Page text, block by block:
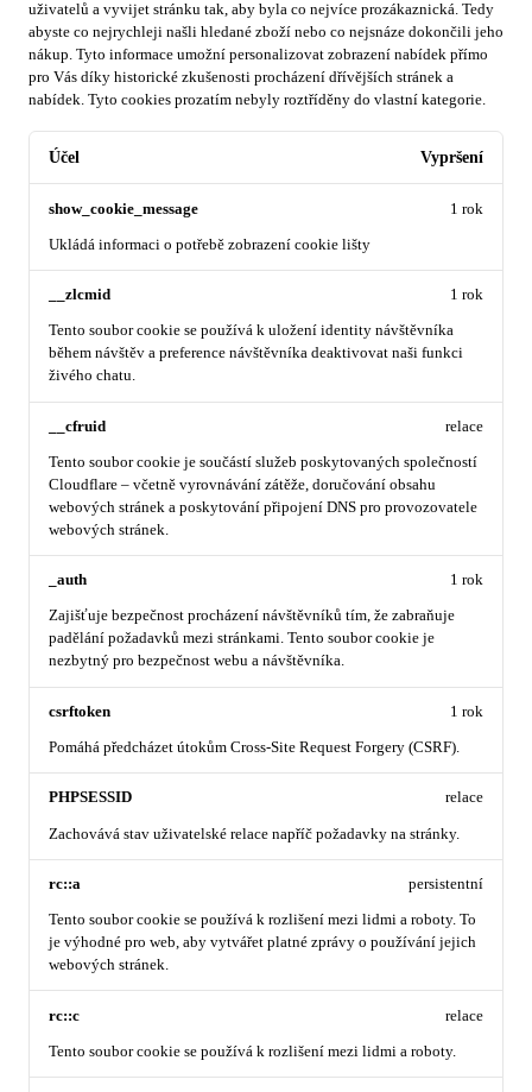
uživatelů a vyvijet stránku tak, aby byla co nejvíce prozákaznická. Tedy
abyste co nejrychleji našli hledané zboží nebo co nejsnáze dokončili jeho
nákup. Tyto informace umožní personalizovat zobrazení nabídek přímo
pro Vás díky historické zkušenosti procházení dřívějších stránek a
nabídek. Tyto cookies prozatím nebyly roztříděny do vlastní kategorie.
Účel Vypršení
show_cookie_message
Ukládá informaci o potřebě zobrazení cookie lišty
1 rok
__zlcmid
Tento soubor cookie se používá k uložení identity návštěvníka
během návštěv a preference návštěvníka deaktivovat naši funkci
živého chatu.
1 rok
__cfruid
Tento soubor cookie je součástí služeb poskytovaných společností
Cloudflare – včetně vyrovnávání zátěže, doručování obsahu
webových stránek a poskytování připojení DNS pro provozovatele
webových stránek.
relace
_auth
Zajišťuje bezpečnost procházení návštěvníků tím, že zabraňuje
padělání požadavků mezi stránkami. Tento soubor cookie je
nezbytný pro bezpečnost webu a návštěvníka.
1 rok
csrftoken
Pomáhá předcházet útokům Cross-Site Request Forgery (CSRF).
1 rok
PHPSESSID
Zachovává stav uživatelské relace napříč požadavky na stránky.
relace
rc::a
Tento soubor cookie se používá k rozlišení mezi lidmi a roboty. To
je výhodné pro web, aby vytvářet platné zprávy o používání jejich
webových stránek.
persistentní
rc::c
Tento soubor cookie se používá k rozlišení mezi lidmi a roboty.
relace